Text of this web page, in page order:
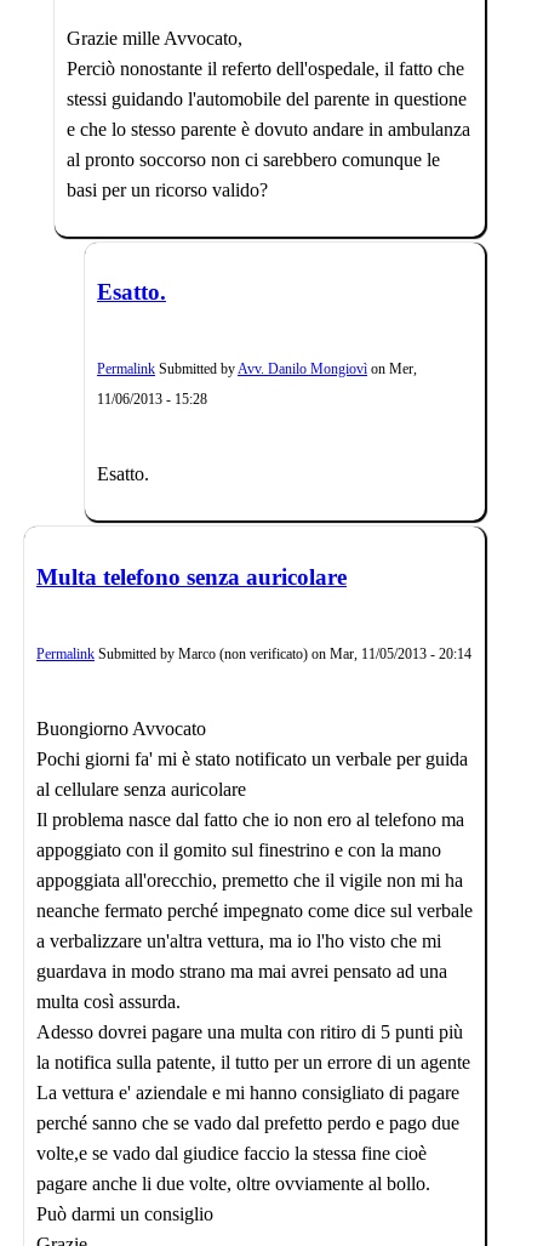
Grazie mille Avvocato,
Perciò nonostante il referto dell'ospedale, il fatto che
stessi guidando l'automobile del parente in questione
e che lo stesso parente è dovuto andare in ambulanza
al pronto soccorso non ci sarebbero comunque le
basi per un ricorso valido?
Esatto.
Permalink Submitted byAvv. Danilo Mongiovì on Mer,
11/06/2013 - 15:28
Esatto.
Multa telefono senza auricolare
Permalink Submitted by Marco (non verificato) on Mar, 11/05/2013 - 20:14
Buongiorno Avvocato
Pochi giorni fa' mi è stato notificato un verbale per guida
al cellulare senza auricolare
Il problema nasce dal fatto che io non ero al telefono ma
appoggiato con il gomito sul finestrino e con la mano
appoggiata all'orecchio, premetto che il vigile non mi ha
neanche fermato perché impegnato come dice sul verbale
a verbalizzare un'altra vettura, ma io l'ho visto che mi
guardava in modo strano ma mai avrei pensato ad una
multa così assurda.
Adesso dovrei pagare una multa con ritiro di 5 punti più
la notifica sulla patente, il tutto per un errore di un agente
La vettura e' aziendale e mi hanno consigliato di pagare
perché sanno che se vado dal prefetto perdo e pago due
volte,e se vado dal giudice faccio la stessa fine cioè
pagare anche li due volte, oltre ovviamente al bollo.
Può darmi un consiglio